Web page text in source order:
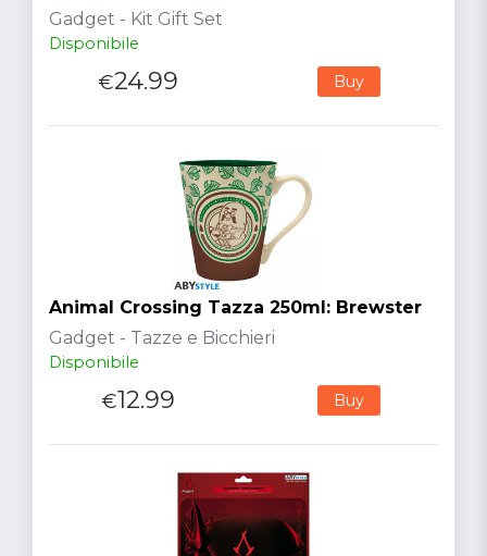
Gadget - Kit Gift Set
Disponibile
€24.99 Buy
Animal Crossing Tazza 250ml: Brewster
Gadget - Tazze e Bicchieri
Disponibile
€12.99 Buy